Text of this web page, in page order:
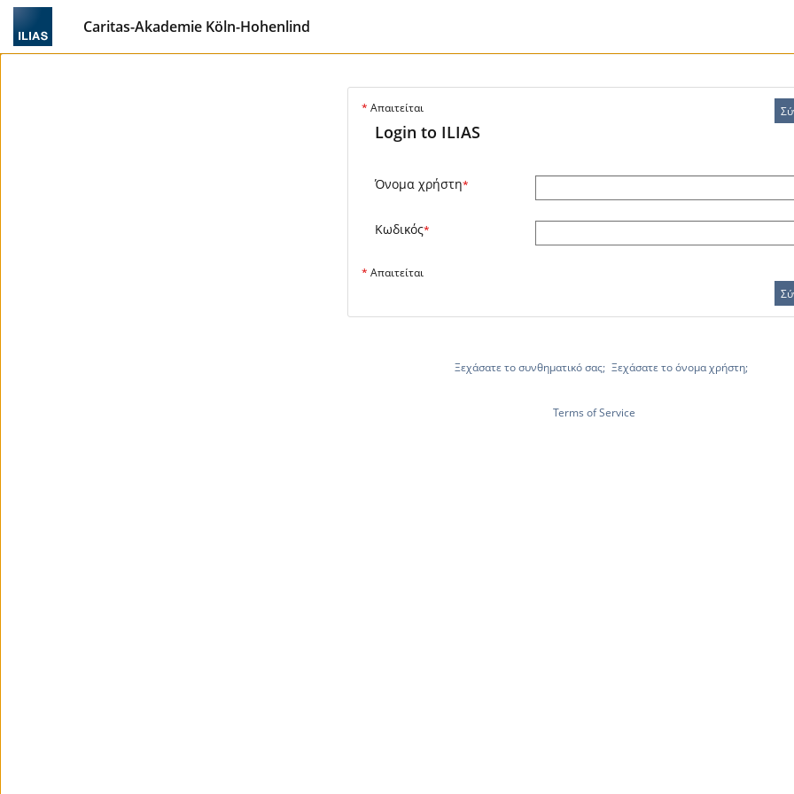
Caritas-Akademie Köln-Hohenlind
* Απαιτείται
Login to ILIAS
Όνομα χρήστη*
Κωδικός*
* Απαιτείται
Ξεχάσατε το συνθηματικό σας; Ξεχάσατε το όνομα χρήστη;
Terms of Service